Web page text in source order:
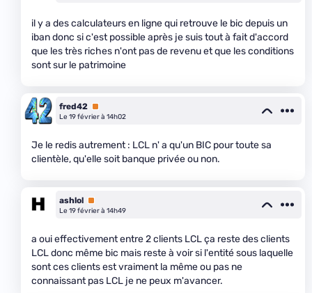
il y a des calculateurs en ligne qui retrouve le bic depuis un
iban donc si c'est possible après je suis tout à fait d'accord
que les très riches n'ont pas de revenu et que les conditions
sont sur le patrimoine
fred42 Premium
Le 19 février à 14h02
Je le redis autrement : LCL n' a qu'un BIC pour toute sa
clientèle, qu'elle soit banque privée ou non.
ashlol Premium
Le 19 février à 14h49
a oui effectivement entre 2 clients LCL ça reste des clients
LCL donc même bic mais reste à voir si l'entité sous laquelle
sont ces clients est vraiment la même ou pas ne
connaissant pas LCL je ne peux m'avancer.